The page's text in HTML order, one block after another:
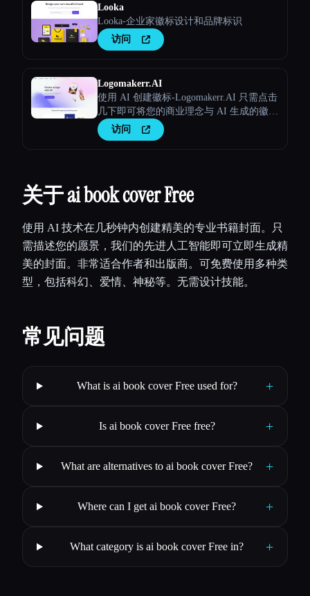
Looka
Looka-企业家徽标设计和品牌标识
访问
Logomakerr.AI
使用 AI 创建徽标-Logomakerr.AI 只需点击
几下即可将您的商业理念与 AI 生成的徽标
融为一体！
访问
关于 ai book cover Free
使用 AI 技术在几秒钟内创建精美的专业书籍封面。只
需描述您的愿景，我们的先进人工智能即可立即生成精
美的封面。非常适合作者和出版商。可免费使用多种类
型，包括科幻、爱情、神秘等。无需设计技能。
常见问题
What is ai book cover Free used for? +
Is ai book cover Free free? +
What are alternatives to ai book cover Free? +
Where can I get ai book cover Free? +
What category is ai book cover Free in? +